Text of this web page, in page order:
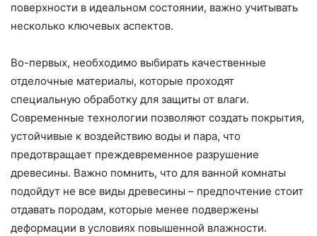
поверхности в идеальном состоянии, важно учитывать
несколько ключевых аспектов.
Во-первых, необходимо выбирать качественные
отделочные материалы, которые проходят
специальную обработку для защиты от влаги.
Современные технологии позволяют создать покрытия,
устойчивые к воздействию воды и пара, что
предотвращает преждевременное разрушение
древесины. Важно помнить, что для ванной комнаты
подойдут не все виды древесины – предпочтение стоит
отдавать породам, которые менее подвержены
деформации в условиях повышенной влажности.